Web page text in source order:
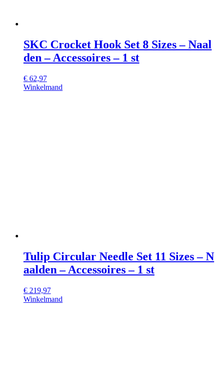
SKC Crocket Hook Set 8 Sizes – Naal
den – Accessoires – 1 st
€ 62,97
Winkelmand
Tulip Circular Needle Set 11 Sizes – N
aalden – Accessoires – 1 st
€ 219,97
Winkelmand